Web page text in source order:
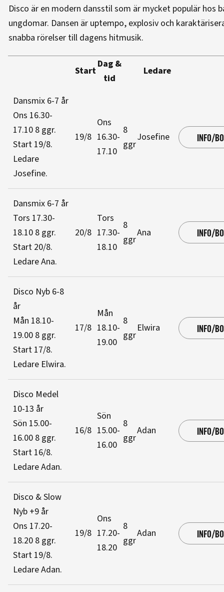
Disco är en modern dansstil som är mycket populär hos
ungdomar. Dansen är uptempo, explosiv och
snabba rörelser till dagens hitmusik.
Start
Dag &
tid
Ledare
Dansmix 6-7 år
Ons 16.30-
17.10 8 ggr.
Start 19/8.
Ledare
Josefine.
19/8
Ons
16.30-
17.10
8
ggr
Josefine INFO/
Dansmix 6-7 år
Tors 17.30-
18.10 8 ggr.
Start 20/8.
Ledare Ana.
20/8
Tors
17.30-
18.10
8
ggr
Ana INFO/
Disco Nyb 6-8
år
Mån 18.10-
19.00 8 ggr.
Start 17/8.
Ledare Elwira.
17/8
Mån
18.10-
19.00
8
ggr
Elwira INFO/
Disco Medel
10-13 år
Sön 15.00-
16.00 8 ggr.
Start 16/8.
Ledare Adan.
16/8
Sön
15.00-
16.00
8
ggr
Adan INFO/
Disco & Slow
Nyb +9 år
Ons 17.20-
18.20 8 ggr.
Start 19/8.
Ledare Adan.
19/8
Ons
17.20-
18.20
8
ggr
Adan INFO/